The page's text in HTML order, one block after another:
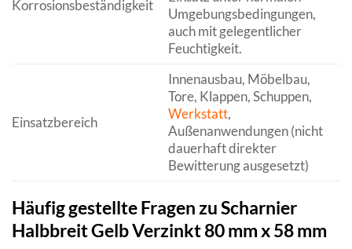
Korrosionsbeständigkeit
Umgebungsbedingungen,
auch mit gelegentlicher
Feuchtigkeit.
Einsatzbereich
Innenausbau, Möbelbau,
Tore, Klappen, Schuppen,
Werkstatt,
Außenanwendungen (nicht
dauerhaft direkter
Bewitterung ausgesetzt)
Häufig gestellte Fragen zu Scharnier
Halbbreit Gelb Verzinkt 80 mm x 58 mm